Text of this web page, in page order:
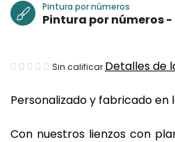
Personalizado y fabricado en
Con nuestros lienzos con
Pintura por números
Pintura por números
La
media
Sin calificar Detalles de